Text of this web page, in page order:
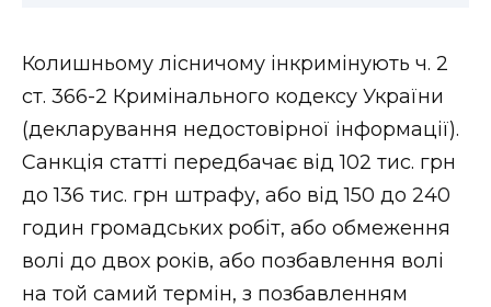
Колишньому лісничому інкримінують ч. 2
ст. 366-2 Кримінального кодексу України
(декларування недостовірної інформації).
Санкція статті передбачає від 102 тис. грн
до 136 тис. грн штрафу, або від 150 до 240
годин громадських робіт, або обмеження
волі до двох років, або позбавлення волі
на той самий термін, з позбавленням